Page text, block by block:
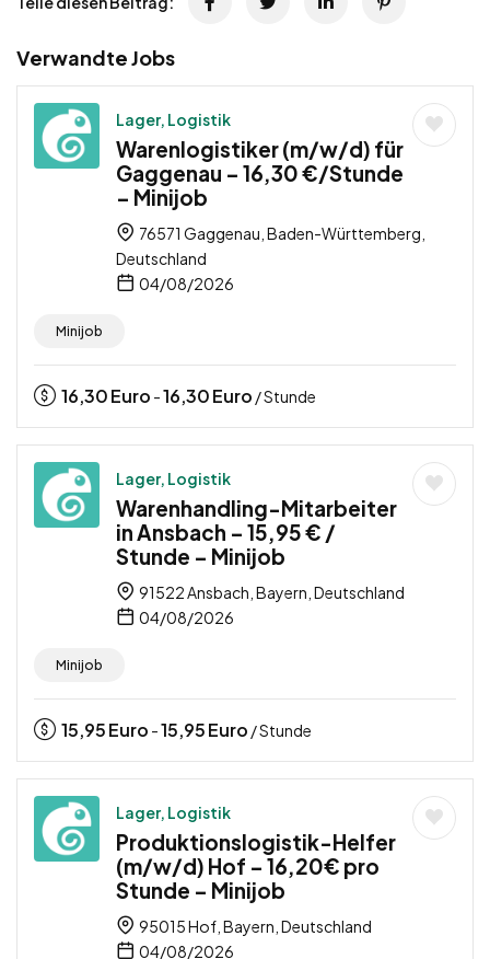
Verwandte Jobs
Lager, Logistik
Warenlogistiker (m/w/d) für
Gaggenau – 16,30 €/Stunde
– Minijob
76571 Gaggenau, Baden-Württemberg,
Deutschland
04/08/2026
Minijob
16,30Euro -16,30Euro / Stunde
Lager, Logistik
Warenhandling-Mitarbeiter
in Ansbach – 15,95 € /
Stunde – Minijob
91522 Ansbach, Bayern, Deutschland
04/08/2026
Minijob
15,95Euro -15,95Euro / Stunde
Lager, Logistik
Produktionslogistik-Helfer
(m/w/d) Hof – 16,20€ pro
Stunde – Minijob
95015 Hof, Bayern, Deutschland
04/08/2026